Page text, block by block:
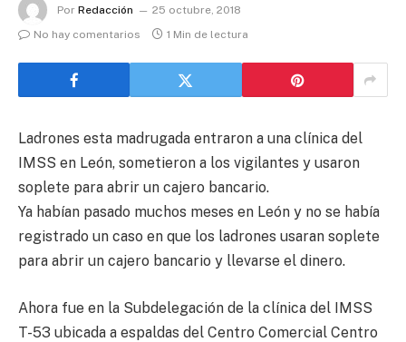
Por Redacción
25 octubre, 2018
No hay comentarios
1 Min de lectura
Ladrones esta madrugada entraron a una clínica del
IMSS en León, sometieron a los vigilantes y usaron
soplete para abrir un cajero bancario.
Ya habían pasado muchos meses en León y no se había
registrado un caso en que los ladrones usaran soplete
para abrir un cajero bancario y llevarse el dinero.
Ahora fue en la Subdelegación de la clínica del IMSS
T-53 ubicada a espaldas del Centro Comercial Centro